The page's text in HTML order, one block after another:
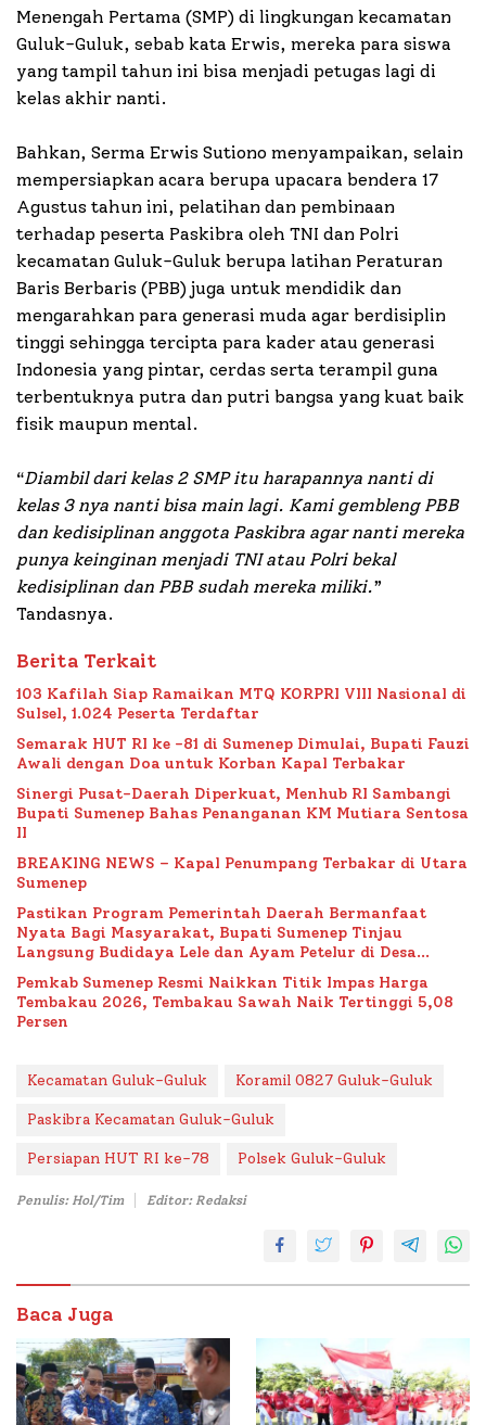
Menengah Pertama (SMP) di lingkungan kecamatan
Guluk-Guluk, sebab kata Erwis, mereka para siswa
yang tampil tahun ini bisa menjadi petugas lagi di
kelas akhir nanti.
Bahkan, Serma Erwis Sutiono menyampaikan, selain
mempersiapkan acara berupa upacara bendera 17
Agustus tahun ini, pelatihan dan pembinaan
terhadap peserta Paskibra oleh TNI dan Polri
kecamatan Guluk-Guluk berupa latihan Peraturan
Baris Berbaris (PBB) juga untuk mendidik dan
mengarahkan para generasi muda agar berdisiplin
tinggi sehingga tercipta para kader atau generasi
Indonesia yang pintar, cerdas serta terampil guna
terbentuknya putra dan putri bangsa yang kuat baik
fisik maupun mental.
“Diambil dari kelas 2 SMP itu harapannya nanti di
kelas 3 nya nanti bisa main lagi. Kami gembleng PBB
dan kedisiplinan anggota Paskibra agar nanti mereka
punya keinginan menjadi TNI atau Polri bekal
kedisiplinan dan PBB sudah mereka miliki.”
Tandasnya.
Berita Terkait
103 Kafilah Siap Ramaikan MTQ KORPRI VIII Nasional di
Sulsel, 1.024 Peserta Terdaftar
Semarak HUT RI ke -81 di Sumenep Dimulai, Bupati Fauzi
Awali dengan Doa untuk Korban Kapal Terbakar
Sinergi Pusat-Daerah Diperkuat, Menhub RI Sambangi
Bupati Sumenep Bahas Penanganan KM Mutiara Sentosa
II
BREAKING NEWS – Kapal Penumpang Terbakar di Utara
Sumenep
Pastikan Program Pemerintah Daerah Bermanfaat
Nyata Bagi Masyarakat, Bupati Sumenep Tinjau
Langsung Budidaya Lele dan Ayam Petelur di Desa
Pemkab Sumenep Resmi Naikkan Titik Impas Harga
Tembakau 2026, Tembakau Sawah Naik Tertinggi 5,08
Persen
Kecamatan Guluk-Guluk Koramil 0827 Guluk-Guluk
Paskibra Kecamatan Guluk-Guluk
Persiapan HUT RI ke-78 Polsek Guluk-Guluk
Penulis: Hol/Tim Editor: Redaksi
Baca Juga